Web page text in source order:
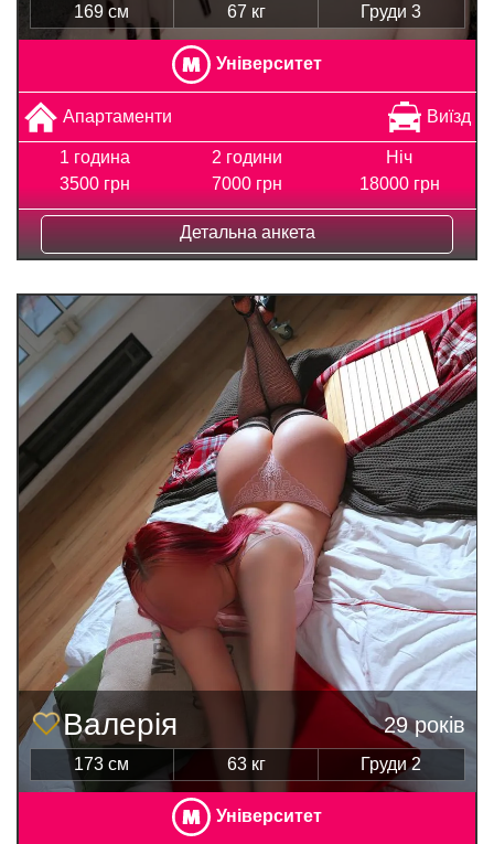
169 см 67 кг Груди 3
Університет
Апартаменти Виїзд
1 година
3500 грн
2 години
7000 грн
Ніч
18000 грн
Детальна анкета
Валерія 29 років
173 см 63 кг Груди 2
Університет